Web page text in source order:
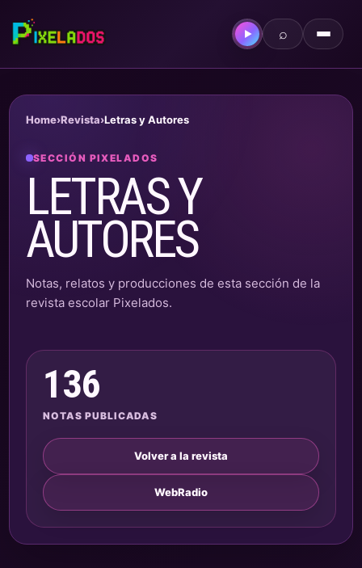
▶ ⌕
Home›Revista›Letras y Autores
SECCIÓN PIXELADOS
LETRAS Y
AUTORES
Notas, relatos y producciones de esta sección de la
revista escolar Pixelados.
136
NOTAS PUBLICADAS
Volver a la revista
WebRadio